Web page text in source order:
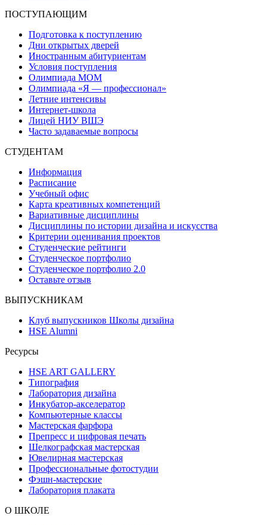
ПОСТУПАЮЩИМ
Подготовка к поступлению
Дни открытых дверей
Иностранным абитуриентам
Условия поступления
Олимпиада МОМ
Олимпиада «Я — профессионал»
Летние интенсивы
Интернет-школа
Лицей НИУ ВШЭ
Часто задаваемые вопросы
СТУДЕНТАМ
Информация
Расписание
Учебный офис
Карта креативных компетенций
Вариативные дисциплины
Дисциплины по истории дизайна и искусства
Критерии оценивания проектов
Студенческие рейтинги
Студенческое портфолио
Студенческое портфолио 2.0
Оставьте отзыв
ВЫПУСКНИКАМ
Клуб выпускников Школы дизайна
HSE Alumni
Ресурсы
HSE ART GALLERY
Типография
Лаборатория дизайна
Инкубатор-акселератор
Компьютерные классы
Мастерская фарфора
Препресс и цифровая печать
Шелкографская мастерская
Ювелирная мастерская
Профессиональные фотостудии
Фэшн-мастерские
Лаборатория плаката
О ШКОЛЕ